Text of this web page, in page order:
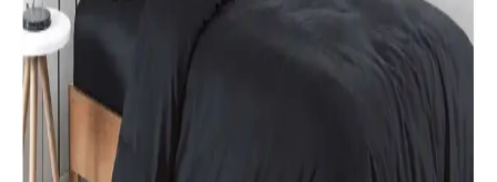
%100 pamuklu Kuromi nevresim takımı, genç ve dinamik
tasarımıyla rahatlık ve şıklığı bir arada sunar. Yüksek kalite malzeme
ve pratik kullanım özellikleriyle ideal yatak odası seçeneği.
Karaca Home Nevresim Takımları Karşılaştırması:
Malzeme, Tasarım ve Kullanıcı Yorumları